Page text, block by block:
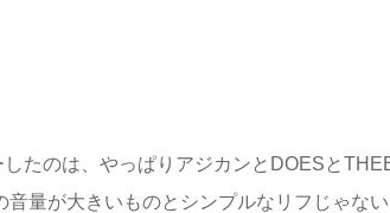
たのは、やっぱりアジカンとDOESと
量が大きいものとシンプルなリフじゃない